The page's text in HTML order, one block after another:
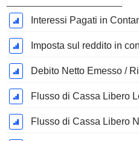
Interessi Pagati in
Imposta sul reddito in
Flusso di Cassa Libero
Flusso di Cassa Libero